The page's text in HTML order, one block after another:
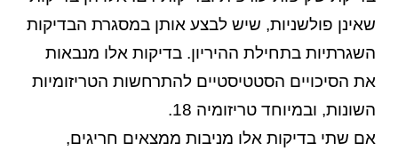
שאינן פולשניות, שיש לבצע אותן במסגרת הבדיקות
השגרתיות בתחילת ההיריון. בדיקות אלו מנבאות
את הסיכויים הסטטיסטיים להתרחשות הטריזומיות
השונות, ובמיוחד טריזומיה 18.
אם שתי בדיקות אלו מניבות ממצאים חריגים,